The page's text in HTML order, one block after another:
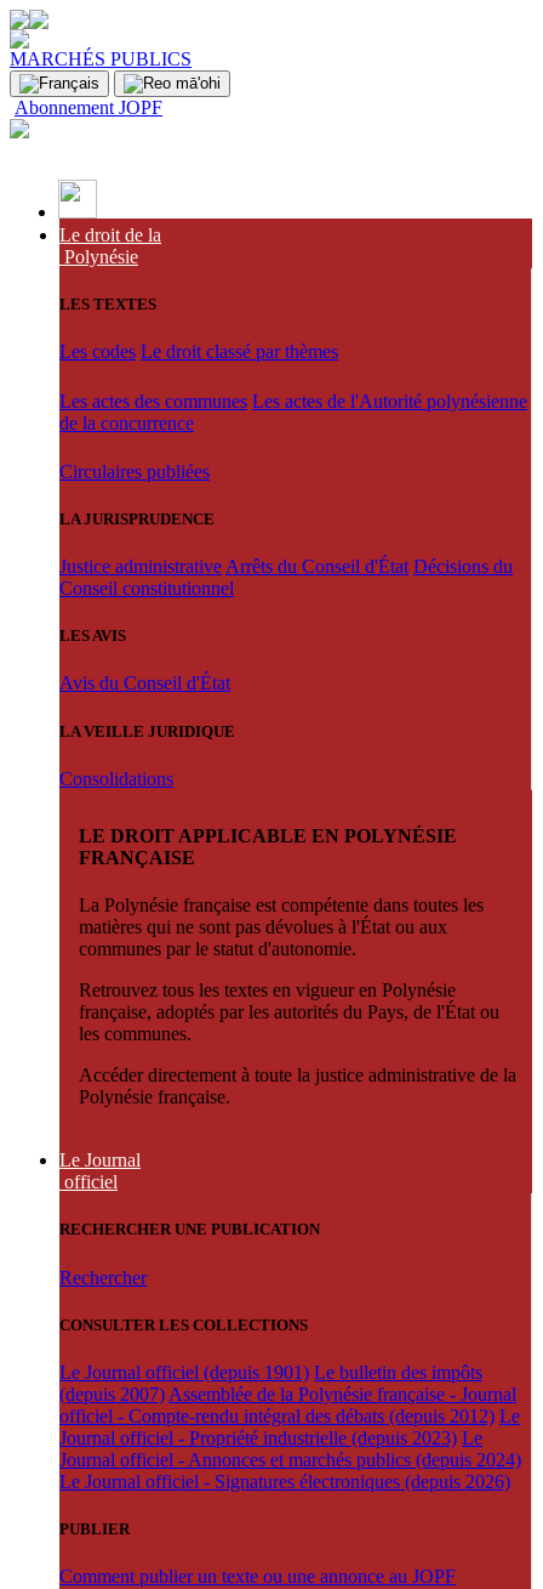
MARCHÉS PUBLICS
Abonnement JOPF
Le droit de la
Polynésie
LES TEXTES
Les codes Le droit classé par thèmes
Les actes des communes Les actes de l'Autorité polynésienne
de la concurrence
Circulaires publiées
LA JURISPRUDENCE
Justice administrative Arrêts du Conseil d'État Décisions du
Conseil constitutionnel
LES AVIS
Avis du Conseil d'État
LA VEILLE JURIDIQUE
Consolidations
LE DROIT APPLICABLE EN POLYNÉSIE
FRANÇAISE
La Polynésie française est compétente dans toutes les
matières qui ne sont pas dévolues à l'État ou aux
communes par le statut d'autonomie.
Retrouvez tous les textes en vigueur en Polynésie
française, adoptés par les autorités du Pays, de l'État ou
les communes.
Accéder directement à toute la justice administrative de la
Polynésie française.
Le Journal
officiel
RECHERCHER UNE PUBLICATION
Rechercher
CONSULTER LES COLLECTIONS
Le Journal officiel (depuis 1901) Le bulletin des impôts
(depuis 2007) Assemblée de la Polynésie française - Journal
officiel - Compte-rendu intégral des débats (depuis 2012) Le
Journal officiel - Propriété industrielle (depuis 2023) Le
Journal officiel - Annonces et marchés publics (depuis 2024)
Le Journal officiel - Signatures électroniques (depuis 2026)
PUBLIER
Comment publier un texte ou une annonce au JOPF